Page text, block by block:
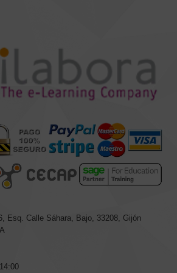
Esq. Calle Sáhara, Bajo, 33208, Gijón